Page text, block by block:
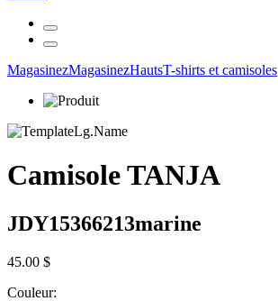
MagasinezMagasinezHautsT-shirts et camisoles
Camisole TANJA
JDY15366213marine
45.00 $
Couleur: